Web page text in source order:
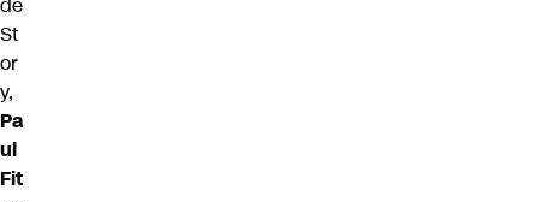
St
or
y,
Pa
ul
Fit